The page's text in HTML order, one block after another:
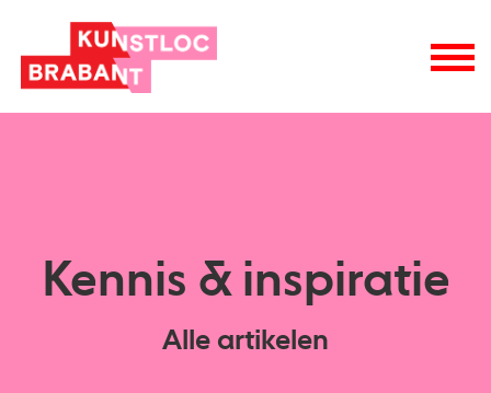
Kennis & inspiratie
Alle artikelen